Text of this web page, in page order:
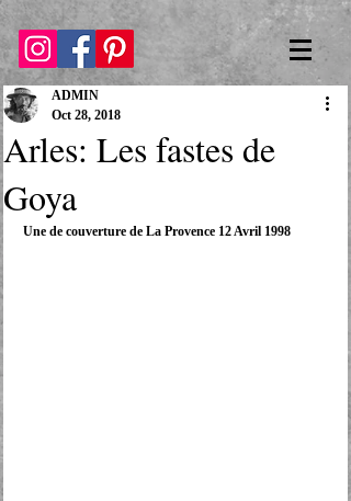
Arles: Les fastes de
Goya
ADMIN
Oct 28, 2018
Une de couverture de La Provence 12 Avril 1998